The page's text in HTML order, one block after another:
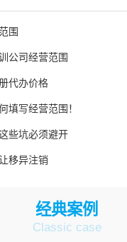
围
公司经营范围
代办价格
填写经营范围！
些坑必须避开
移异注销
经典案例
Classic case